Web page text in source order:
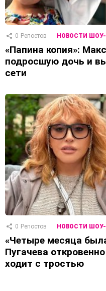
0 Репостов НОВОСТИ
«Папина копия»:
подросшую дочь и
сети
0 Репостов НОВОСТИ
«Четыре месяца
Пугачева
ходит с тростью